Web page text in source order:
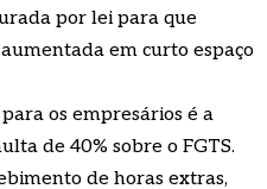
por lei para que
em curto espaço
os empresários é a
de 40% sobre o FGTS.
de horas extras,